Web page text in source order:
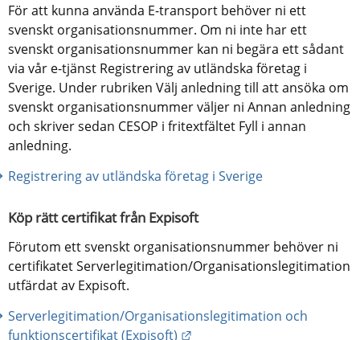
För att kunna använda E-transport behöver ni ett
svenskt organisationsnummer. Om ni inte har ett
svenskt organisationsnummer kan ni begära ett sådant
via vår e-tjänst Registrering av utländska företag i
Sverige. Under rubriken Välj anledning till att ansöka om
svenskt organisationsnummer väljer ni Annan anledning
och skriver sedan CESOP i fritextfältet Fyll i annan
anledning.
Registrering av utländska företag i Sverige
Köp rätt certifikat från Expisoft
Förutom ett svenskt organisationsnummer behöver ni
certifikatet Serverlegitimation/Organisationslegitimation
utfärdat av Expisoft.
Serverlegitimation/Organisationslegitimation och
funktionscertifikat (Expisoft)